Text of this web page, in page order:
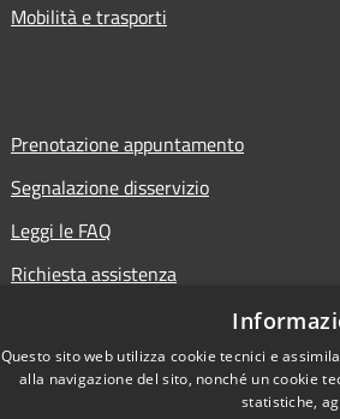
Mobilità e trasporti
Prenotazione appuntamento
Segnalazione disservizio
Leggi le FAQ
Richiesta assistenza
Questo sito web utilizza cookie tecnici e
alla navigazione del sito, nonché un cookie
statistiche,